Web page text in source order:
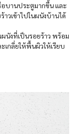
บานประตูมากขึ้น และ
วเข้าไปในผนังบ้านได้
นังที่เป็นรอยร้าว พร้อม
กลี่ยให้พื้นผิวให้เรียบ